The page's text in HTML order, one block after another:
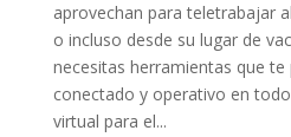
aprovechan para teletrabajar
o incluso desde su lugar de
necesitas herramientas que
conectado y operativo en
virtual para el...